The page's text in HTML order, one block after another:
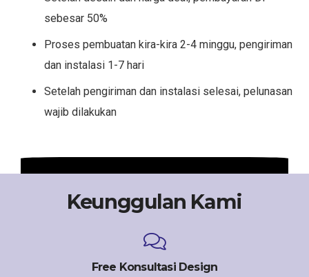
sebesar 50%
Proses pembuatan kira-kira 2-4 minggu, pengiriman
dan instalasi 1-7 hari
Setelah pengiriman dan instalasi selesai, pelunasan
wajib dilakukan
Keunggulan Kami
Free Konsultasi Design